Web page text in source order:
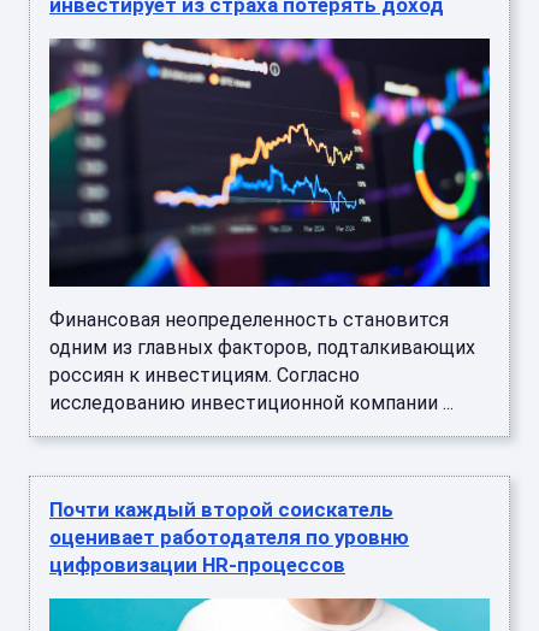
Финансовая неопределенность становится
одним из главных факторов, подталкивающих
россиян к инвестициям. Согласно
исследованию инвестиционной компании ...
Почти каждый второй соискатель
оценивает работодателя по уровню
цифровизации HR-процессов